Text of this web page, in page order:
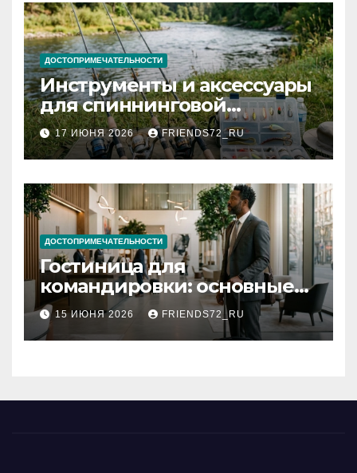
ДОСТОПРИМЕЧАТЕЛЬНОСТИ
Инструменты и аксессуары
для спиннинговой
рыбалки: назначение и
типы
17 ИЮНЯ 2026 FRIENDS72_RU
ДОСТОПРИМЕЧАТЕЛЬНОСТИ
Гостиница для
командировки: основные
критерии выбора
15 ИЮНЯ 2026 FRIENDS72_RU